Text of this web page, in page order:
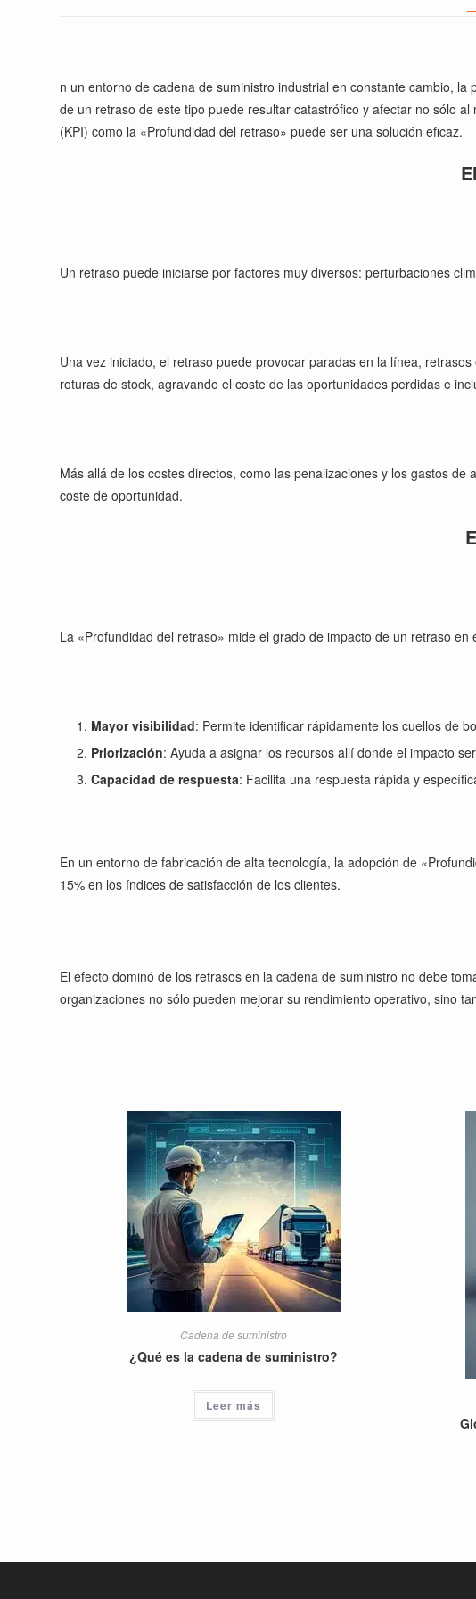
n un entorno de cadena de suministro industrial en constante cambio,
de un retraso de este tipo puede resultar catastrófico y afectar no sólo
(KPI) como la «Profundidad del retraso» puede ser una solución eficaz.
Un retraso puede iniciarse por factores muy diversos: perturbaciones
Una vez iniciado, el retraso puede provocar paradas en la línea,
roturas de stock, agravando el coste de las oportunidades perdidas e
Más allá de los costes directos, como las penalizaciones y los gastos
coste de oportunidad.
La «Profundidad del retraso» mide el grado de impacto de un retraso
Mayor visibilidad: Permite identificar rápidamente los cuellos de
Priorización: Ayuda a asignar los recursos allí donde el impacto
Capacidad de respuesta: Facilita una respuesta rápida y
En un entorno de fabricación de alta tecnología, la adopción de
15% en los índices de satisfacción de los clientes.
El efecto dominó de los retrasos en la cadena de suministro no debe
organizaciones no sólo pueden mejorar su rendimiento operativo, sino
Cadena de suministro
¿Qué es la cadena de suministro?
Leer más